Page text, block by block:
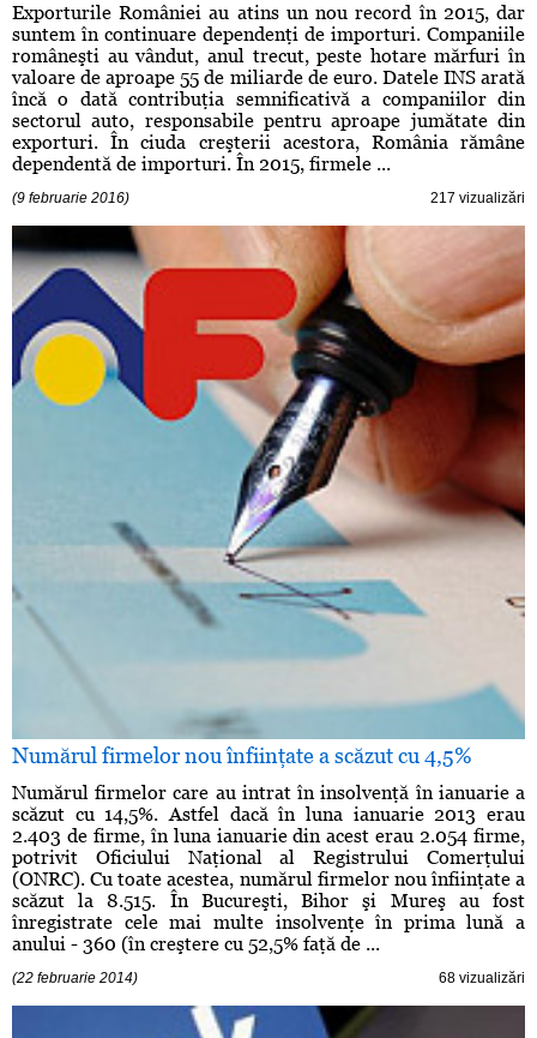
Exporturile României au atins un nou record în 2015, dar
suntem în continuare dependenţi de importuri. Companiile
româneşti au vândut, anul trecut, peste hotare mărfuri în
valoare de aproape 55 de miliarde de euro. Datele INS arată
încă o dată contribuţia semnificativă a companiilor din
sectorul auto, responsabile pentru aproape jumătate din
exporturi. În ciuda creşterii acestora, România rămâne
dependentă de importuri. În 2015, firmele ...
(9 februarie 2016) 217 vizualizări
Numărul firmelor nou înfiinţate a scăzut cu 4,5%
Numărul firmelor care au intrat în insolvenţă în ianuarie a
scăzut cu 14,5%. Astfel dacă în luna ianuarie 2013 erau
2.403 de firme, în luna ianuarie din acest erau 2.054 firme,
potrivit Oficiului Naţional al Registrului Comerţului
(ONRC). Cu toate acestea, numărul firmelor nou înfiinţate a
scăzut la 8.515. În Bucureşti, Bihor şi Mureş au fost
înregistrate cele mai multe insolvenţe în prima lună a
anului - 360 (în creştere cu 52,5% faţă de ...
(22 februarie 2014) 68 vizualizări